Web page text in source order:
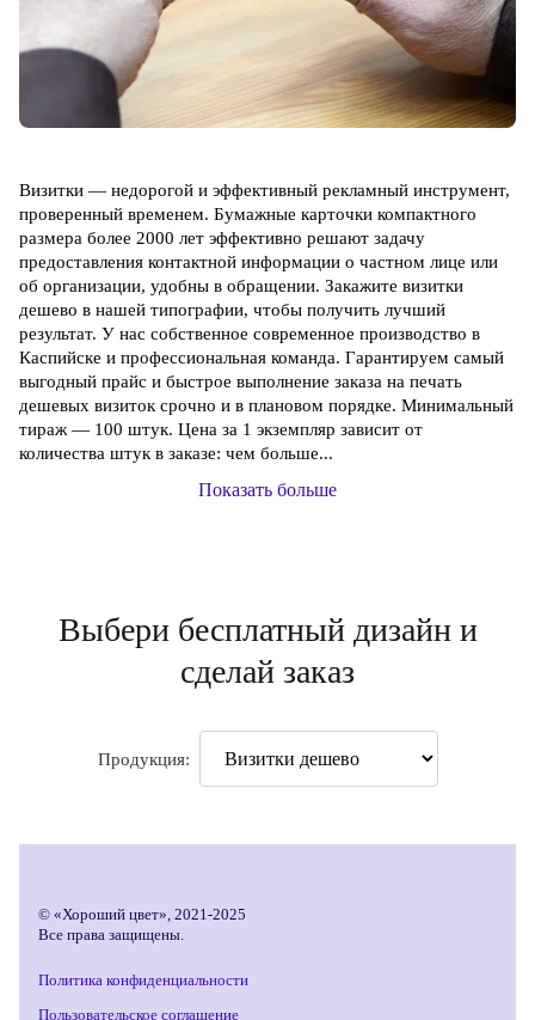
Визитки — недорогой и эффективный рекламный инструмент,
проверенный временем. Бумажные карточки компактного
размера более 2000 лет эффективно решают задачу
предоставления контактной информации о частном лице или
об организации, удобны в обращении. Закажите визитки
дешево в нашей типографии, чтобы получить лучший
результат. У нас собственное современное производство в
Каспийске и профессиональная команда. Гарантируем самый
выгодный прайс и быстрое выполнение заказа на печать
дешевых визиток срочно и в плановом порядке. Минимальный
тираж — 100 штук. Цена за 1 экземпляр зависит от
количества штук в заказе: чем больше...
Показать больше
Выбери бесплатный дизайн и
сделай заказ
Продукция:
© «Хороший цвет», 2021-2025
Все права защищены.
Политика конфиденциальности
Пользовательское соглашение